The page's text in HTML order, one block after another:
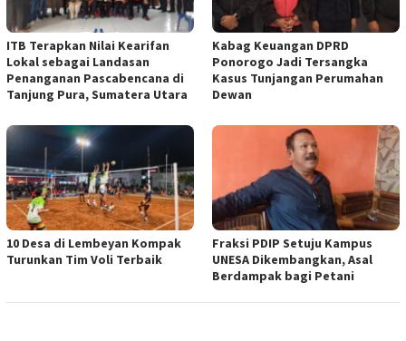
ITB Terapkan Nilai Kearifan
Lokal sebagai Landasan
Penanganan Pascabencana di
Tanjung Pura, Sumatera Utara
Kabag Keuangan DPRD
Ponorogo Jadi Tersangka
Kasus Tunjangan Perumahan
Dewan
10 Desa di Lembeyan Kompak
Turunkan Tim Voli Terbaik
Fraksi PDIP Setuju Kampus
UNESA Dikembangkan, Asal
Berdampak bagi Petani